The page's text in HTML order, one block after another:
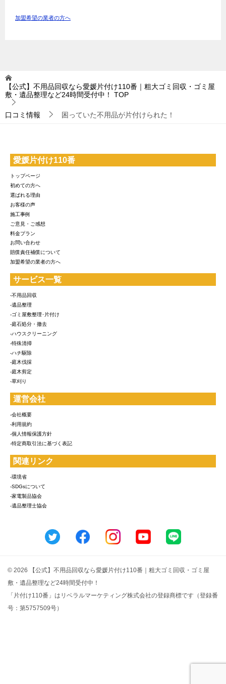
加盟希望の業者の方へ
【公式】不用品回収なら愛媛片付け110番｜粗大ゴミ回収・ゴミ屋
敷・遺品整理など24時間受付中！
TOP
口コミ情報 困っていた不用品が片付けられた！
愛媛片付け110番
トップページ
初めての方へ
選ばれる理由
お客様の声
施工事例
ご意見・ご感想
料金プラン
お問い合わせ
賠償責任補償について
加盟希望の業者の方へ
サービス一覧
-不用品回収
-遺品整理
-ゴミ屋敷整理･片付け
-庭石処分・撤去
-ハウスクリーニング
-特殊清掃
-ハチ駆除
-庭木伐採
-庭木剪定
-草刈り
運営会社
-会社概要
-利用規約
-個人情報保護方針
-特定商取引法に基づく表記
関連リンク
-環境省
-SDGsについて
-家電製品協会
-遺品整理士協会
© 2026 【公式】不用品回収なら愛媛片付け110番｜粗大ゴミ回収・ゴミ屋
敷・遺品整理など24時間受付中！
「片付け110番」はリベラルマーケティング株式会社の登録商標です（登録番
号：第5757509号）